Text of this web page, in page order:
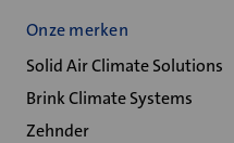
Onze merken
Solid Air Climate Solutions
Brink Climate Systems
Zehnder